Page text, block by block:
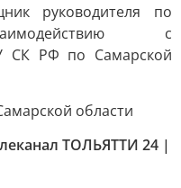
руководителя по
с
СК РФ по Самарской
области
ТОЛЬЯТТИ 24 |